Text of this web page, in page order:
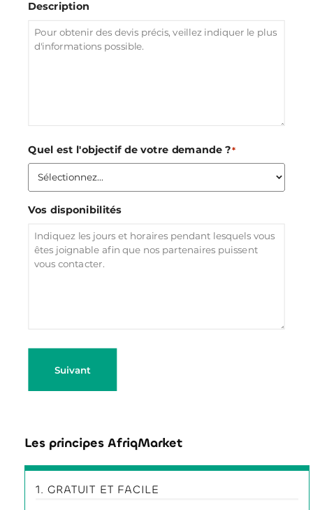
Description
Quel est l'objectif de votre demande ?*
Vos disponibilités
Suivant
Les principes AfriqMarket
1. GRATUIT ET FACILE